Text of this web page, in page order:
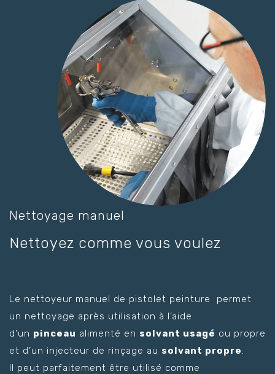
Nettoyage manuel
Nettoyez comme vous voulez
Le nettoyeur manuel de pistolet peinture permet
un nettoyage après utilisation à l’aide
d’un pinceau alimenté en solvant usagé ou propre
et d’un injecteur de rinçage au solvant propre.
Il peut parfaitement être utilisé comme